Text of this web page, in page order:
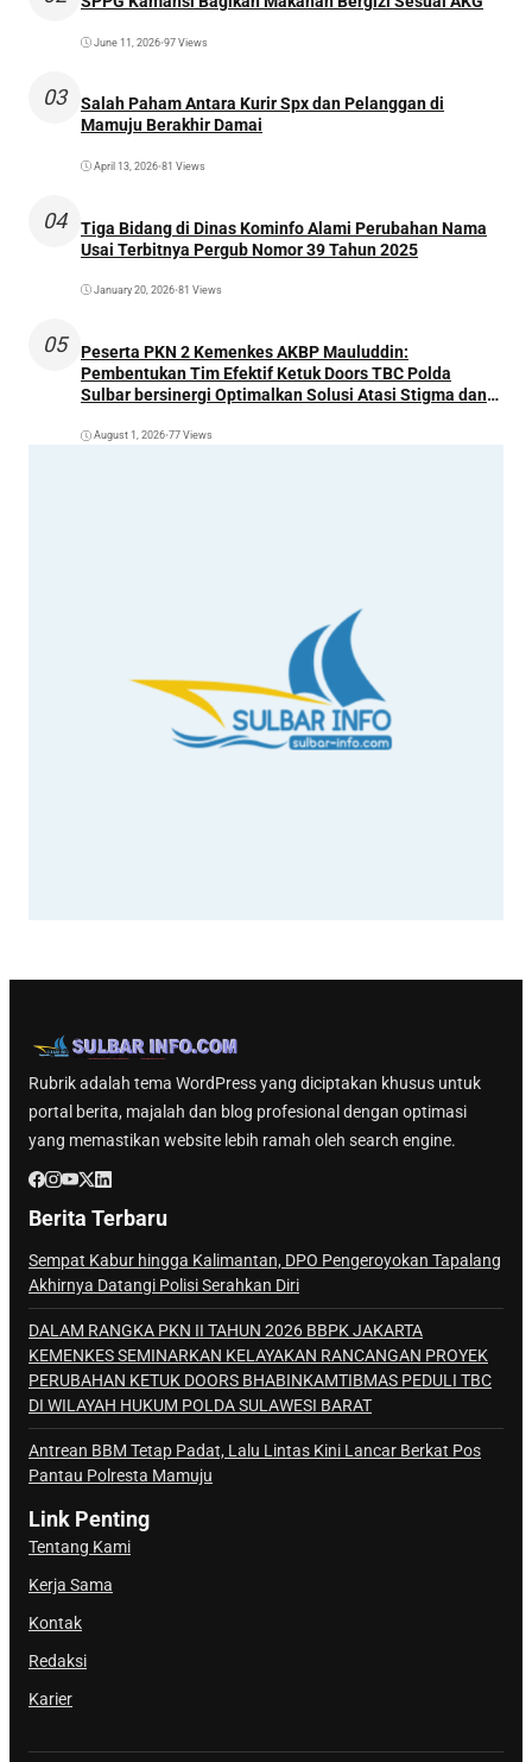
June 11, 2026•97 Views
03
Salah Paham Antara Kurir Spx dan Pelanggan di
Mamuju Berakhir Damai
April 13, 2026•81 Views
04
Tiga Bidang di Dinas Kominfo Alami Perubahan Nama
Usai Terbitnya Pergub Nomor 39 Tahun 2025
January 20, 2026•81 Views
05
Peserta PKN 2 Kemenkes AKBP Mauluddin:
Pembentukan Tim Efektif Ketuk Doors TBC Polda
Sulbar bersinergi Optimalkan Solusi Atasi Stigma dan
August 1, 2026•77 Views
Rubrik adalah tema WordPress yang diciptakan khusus untuk
portal berita, majalah dan blog profesional dengan optimasi
yang memastikan website lebih ramah oleh search engine.
Berita Terbaru
Sempat Kabur hingga Kalimantan, DPO Pengeroyokan Tapalang
Akhirnya Datangi Polisi Serahkan Diri
DALAM RANGKA PKN II TAHUN 2026 BBPK JAKARTA
KEMENKES SEMINARKAN KELAYAKAN RANCANGAN PROYEK
PERUBAHAN KETUK DOORS BHABINKAMTIBMAS PEDULI TBC
DI WILAYAH HUKUM POLDA SULAWESI BARAT
Antrean BBM Tetap Padat, Lalu Lintas Kini Lancar Berkat Pos
Pantau Polresta Mamuju
Link Penting
Tentang Kami
Kerja Sama
Kontak
Redaksi
Karier